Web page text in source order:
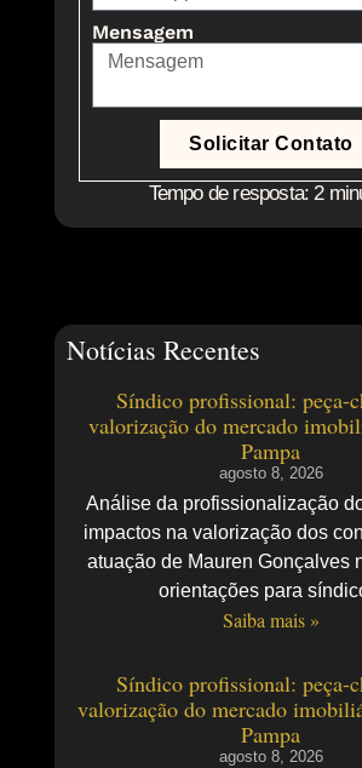
Mensagem
Solicitar Contato
Tempo de resposta: 2
Notícias Recentes
Síndico profissional: peça-
valorização do mercado
Pampa
agosto 8, 2026
Análise da profissionalização
impactos na valorização dos
atuação de Mauren Gonçalves
orientações para
Saiba mais »
Síndico profissional: peça-
valorização do mercado
Pampa
agosto 8, 2026